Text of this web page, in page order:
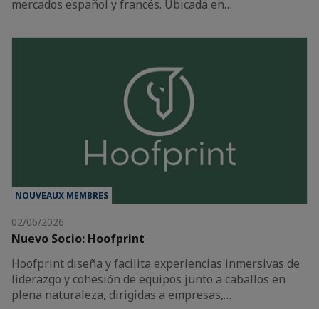
mercados español y francés. Ubicada en…
NOUVEAUX MEMBRES
02/06/2026
Nuevo Socio: Hoofprint
Hoofprint diseña y facilita experiencias inmersivas de
liderazgo y cohesión de equipos junto a caballos en
plena naturaleza, dirigidas a empresas,…